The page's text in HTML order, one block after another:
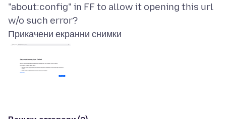
"about:config" in FF to allow it opening this url
Прикачени екранни снимки